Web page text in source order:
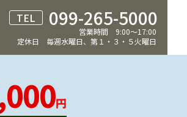
TEL 099-265-5000
営業時間 9:00～17:00
定休日 毎週水曜日、第１・３・５火曜日
円